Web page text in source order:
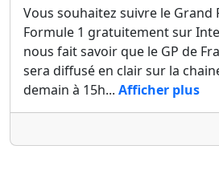
Vous souhaitez suivre le Grand
Formule 1 gratuitement sur
nous fait savoir que le GP de
sera diffusé en clair sur la
demain à 15h... Afficher plus